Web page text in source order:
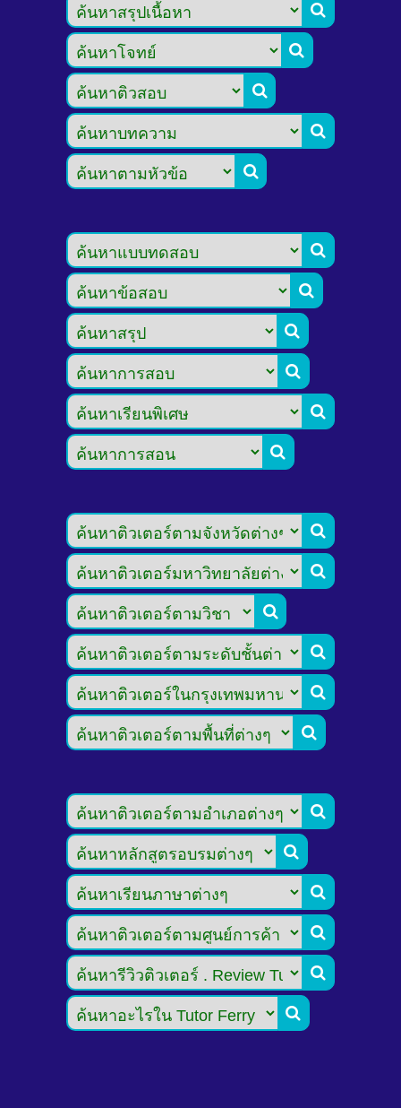






















